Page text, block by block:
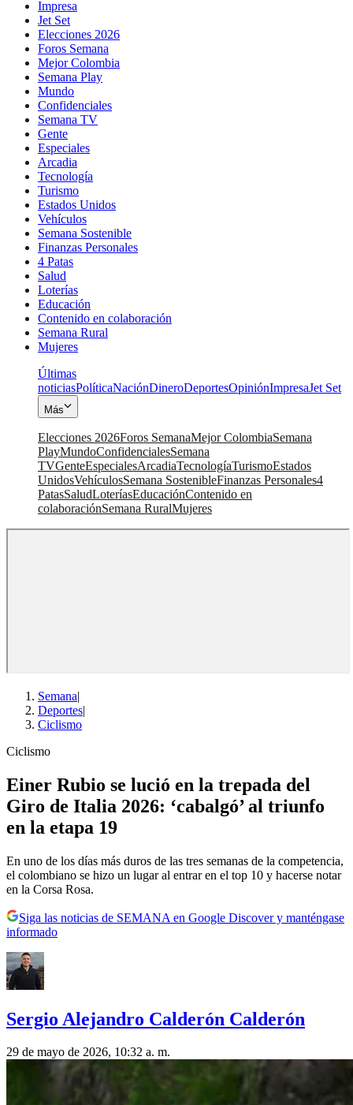
Impresa
Jet Set
Elecciones 2026
Foros Semana
Mejor Colombia
Semana Play
Mundo
Confidenciales
Semana TV
Gente
Especiales
Arcadia
Tecnología
Turismo
Estados Unidos
Vehículos
Semana Sostenible
Finanzas Personales
4 Patas
Salud
Loterías
Educación
Contenido en colaboración
Semana Rural
Mujeres
Últimas
noticiasPolíticaNaciónDineroDeportesOpiniónImpresaJet Set
Más
Elecciones 2026Foros SemanaMejor ColombiaSemana
PlayMundoConfidencialesSemana
TVGenteEspecialesArcadiaTecnologíaTurismoEstados
UnidosVehículosSemana SostenibleFinanzas Personales4
PatasSaludLoteríasEducaciónContenido en
colaboraciónSemana RuralMujeres
Semana|
Deportes|
Ciclismo
Ciclismo
Einer Rubio se lució en la trepada del
Giro de Italia 2026: ‘cabalgó’ al triunfo
en la etapa 19
En uno de los días más duros de las tres semanas de la competencia,
el colombiano se hizo un lugar al entrar en el top 10 y hacerse notar
en la Corsa Rosa.
Siga las noticias de SEMANA en Google Discover y manténgase
informado
Sergio Alejandro Calderón Calderón
29 de mayo de 2026, 10:32 a. m.